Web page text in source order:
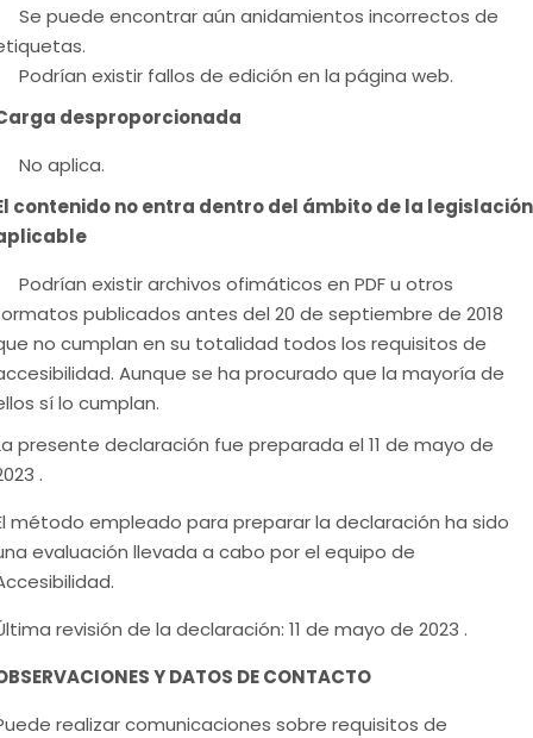
Se puede encontrar aún anidamientos incorrectos de
Podrían existir fallos de edición en la página web.
desproporcionada
No aplica.
contenido no entra dentro del ámbito de la legislación
Podrían existir archivos ofimáticos en PDF u otros
publicados antes del 20 de septiembre de 2018
no cumplan en su totalidad todos los requisitos de
Aunque se ha procurado que la mayoría de
sí lo cumplan.
presente declaración fue preparada el 11 de mayo de
.
método empleado para preparar la declaración ha sido
evaluación llevada a cabo por el equipo de
revisión de la declaración: 11 de mayo de 2023 .
Y DATOS DE CONTACTO
realizar comunicaciones sobre requisitos de